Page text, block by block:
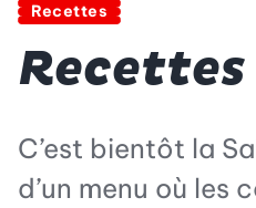
Recettes
C’est bientôt la
d’un menu où les